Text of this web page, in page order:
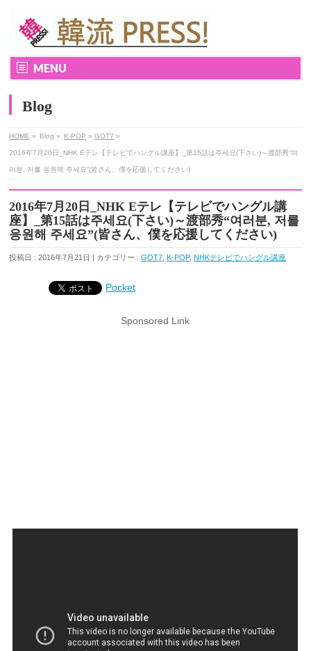
MENU
Blog
HOME » Blog » K-POP »GOT7 »
2016年7月20日_NHK Eテレ【テレビでハングル講座】_第15話は주세요(下さい)～渡部秀“여
러분, 저를 응원해 주세요”(皆さん、僕を応援してください)
2016年7月20日_NHK Eテレ【テレビでハングル講
座】_第15話は주세요(下さい)～渡部秀“여러분, 저를
응원해 주세요”(皆さん、僕を応援してください)
投稿日 : 2016年7月21日 | カテゴリー :GOT7 ,K-POP,NHKテレビでハングル講座
Pocket
Sponsored Link